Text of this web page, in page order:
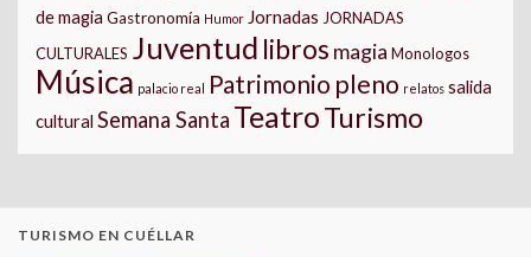
de magia Gastronomía Humor Jornadas JORNADAS
CULTURALES Juventud libros magia Monologos
Música palacio real Patrimonio pleno relatos salida
cultural Semana Santa TeatroTurismo
TURISMO EN CUÉLLAR